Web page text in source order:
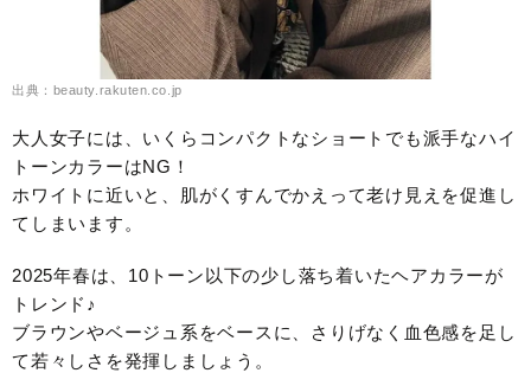
出典：beauty.rakuten.co.jp
大人女子には、いくらコンパクトなショートでも派手なハイ
トーンカラーはNG！
ホワイトに近いと、肌がくすんでかえって老け見えを促進し
てしまいます。
2025年春は、10トーン以下の少し落ち着いたヘアカラーが
トレンド♪
ブラウンやベージュ系をベースに、さりげなく血色感を足し
て若々しさを発揮しましょう。